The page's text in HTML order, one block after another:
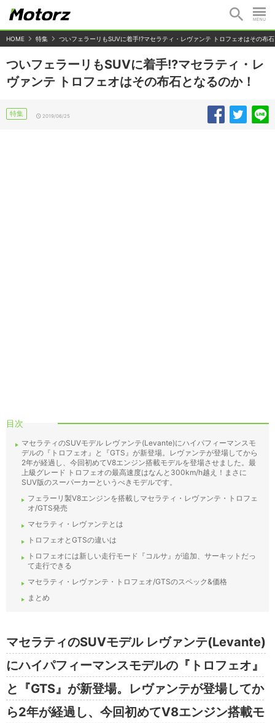
HOME 特集 ついフェラーリもSUVに着手!?マセラティ・レヴァンテ トロフェオはその布
ついフェラーリもSUVに着手!?マセラティ・レ
ヴァンテ トロフェオはその布石となるのか！
特集 2019/06/25
目次
マセラティのSUVモデル レヴァンテ(Levante)にハイパフィーマンスモ
デルの『トロフェオ』と『GTS』が新登場。レヴァンテが登場してから
2年が経過し、今回初めてV8エンジン搭載モデルを登場させました。最
上級グレード トロフェオの最高速度はなんと300km/h越え！まさに
SUV版のスーパーカーというべきモデルです。
フェラーリ製V8エンジンを搭載しマセラティ・レヴァンテ・トロフェ
オ/GTS発売
マセラティ・レヴァンテとは
トロフェオとGTSの違いは
トロフェオには新しい走行モード『コルサ』が追加、サーキットだっ
て走行できる
マセラティ・レヴァンテ・トロフェオ/GTSのスペック&価格
まとめ
マセラティのSUVモデル レヴァンテ(Levante)
にハイパフィーマンスモデルの『トロフェオ』
と『GTS』が新登場。レヴァンテが登場してか
ら2年が経過し、今回初めてV8エンジン搭載モ